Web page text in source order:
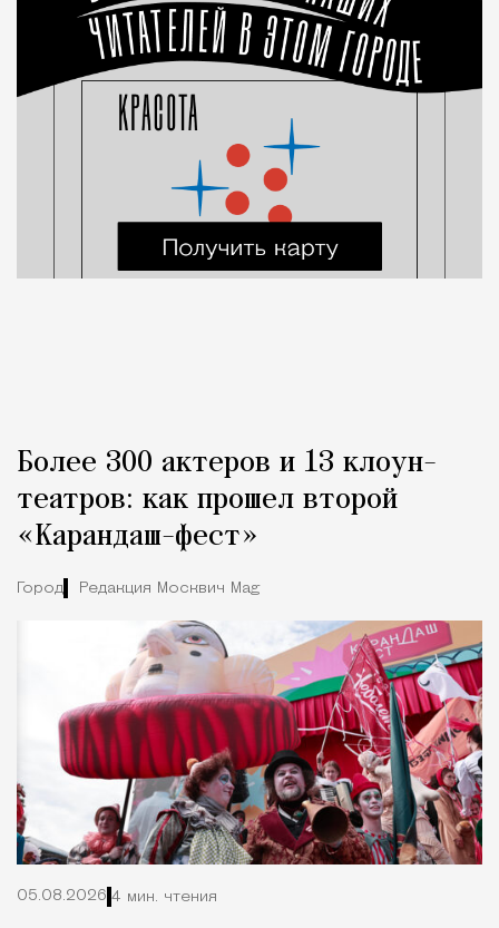
Более 300 актеров и 13 клоун-
театров: как прошел второй
«Карандаш-фест»
Город Редакция Москвич Mag
05.08.2026 4 мин. чтения